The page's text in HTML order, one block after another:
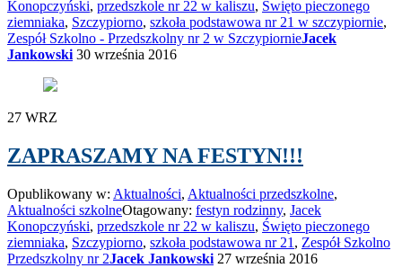
Konopczyński, przedszkole nr 22 w kaliszu, Święto pieczonego
ziemniaka, Szczypiorno, szkoła podstawowa nr 21 w szczypiornie,
Zespół Szkolno - Przedszkolny nr 2 w SzczypiornieJacek
Jankowski 30 września 2016
27 WRZ
ZAPRASZAMY NA FESTYN!!!
Opublikowany w: Aktualności, Aktualności przedszkolne,
Aktualności szkolneOtagowany: festyn rodzinny, Jacek
Konopczyński, przedszkole nr 22 w kaliszu, Święto pieczonego
ziemniaka, Szczypiorno, szkoła podstawowa nr 21 , Zespół Szkolno
Przedszkolny nr 2Jacek Jankowski 27 września 2016